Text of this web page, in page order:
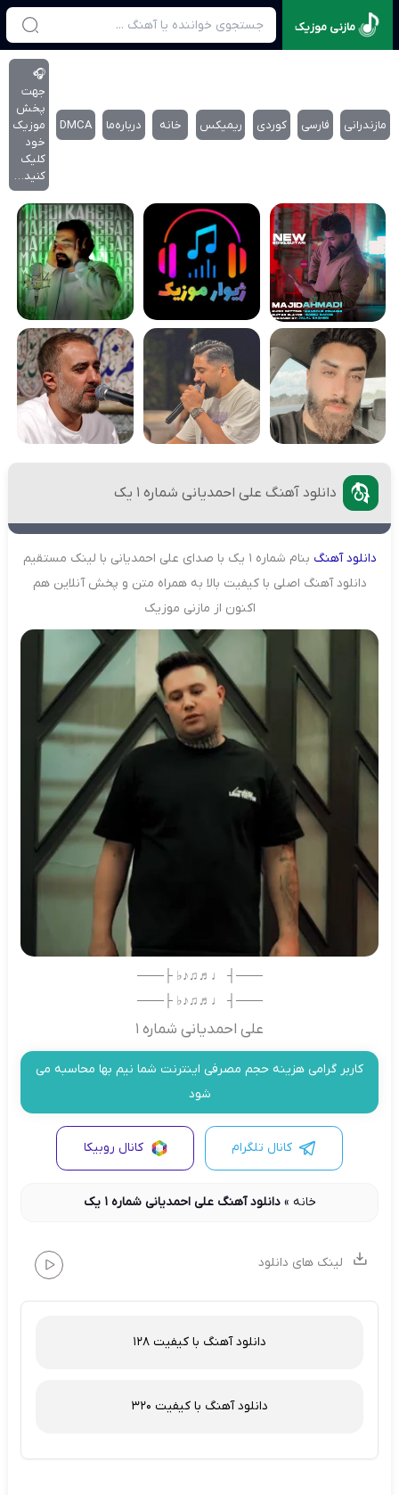
مازنی موزیک
مازندرانی فارسی کوردی ریمیکس خانه درباره‌‌ما DMCA
🎧
جهت
پخش
موزیک
خود
کلیک
کنید…
دانلود آهنگ علی احمدیانی شماره 1 یک
دانلودآهنگ
بنام شماره 1 یک با صدای علی احمدیانی با لینک مستقیم
دانلود آهنگ اصلی با کیفیت بالا به همراه متن و پخش آنلاین هم
اکنون از مازنی موزیک
───┤ ♩♬♫♪♭ ├───
───┤ ♩♬♫♪♭ ├───
علی احمدیانی شماره 1
کاربر گرامی هزینه حجم مصرفی اینترنت شما نیم بها محاسبه می
شود
کانال تلگرام کانال روبیکا
خانه »دانلود آهنگ علی احمدیانی شماره 1 یک
لینک های دانلود
دانلود آهنگ با کیفیت 128
دانلود آهنگ با کیفیت 320